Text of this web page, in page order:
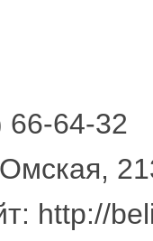
64-32
http://